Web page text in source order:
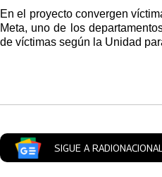
En el proyecto convergen
Meta, uno de los
de víctimas según la Unidad
SIGUE A